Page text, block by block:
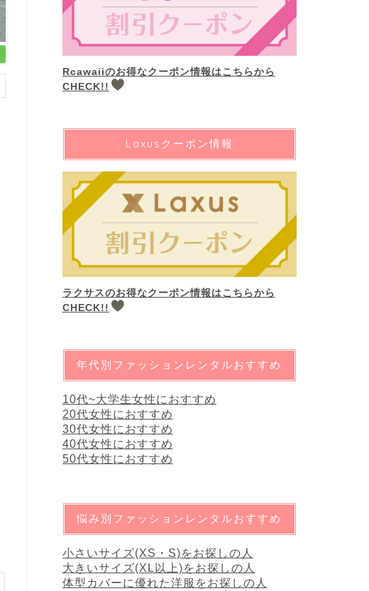
Rcawaiiのお得なクーポン情報はこちらから
CHECK!!
Laxusクーポン情報
ラクサスのお得なクーポン情報はこちらから
CHECK!!
年代別ファッションレンタルおすすめ
10代~大学生女性におすすめ
20代女性におすすめ
30代女性におすすめ
40代女性におすすめ
50代女性におすすめ
悩み別ファッションレンタルおすすめ
小さいサイズ(XS・S)をお探しの人
大きいサイズ(XL以上)をお探しの人
体型カバーに優れた洋服をお探しの人